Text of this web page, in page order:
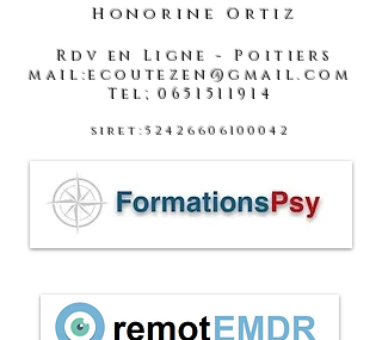
Honorine Ortiz
Rdv en Ligne - Poitiers
mail:ecoutezen@gmail.com
Tel;0651511914
siret:52426606100042